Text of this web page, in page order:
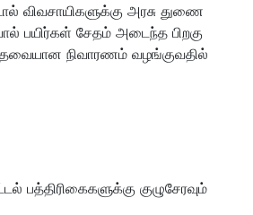
பத்திரிகைகளுக்கு குழுசேரவும்
விவசாயிகளுக்கு அரசு துணை
பயிர்கள் சேதம் அடைந்த பிறகு
நிவாரணம் வழங்குவதில்